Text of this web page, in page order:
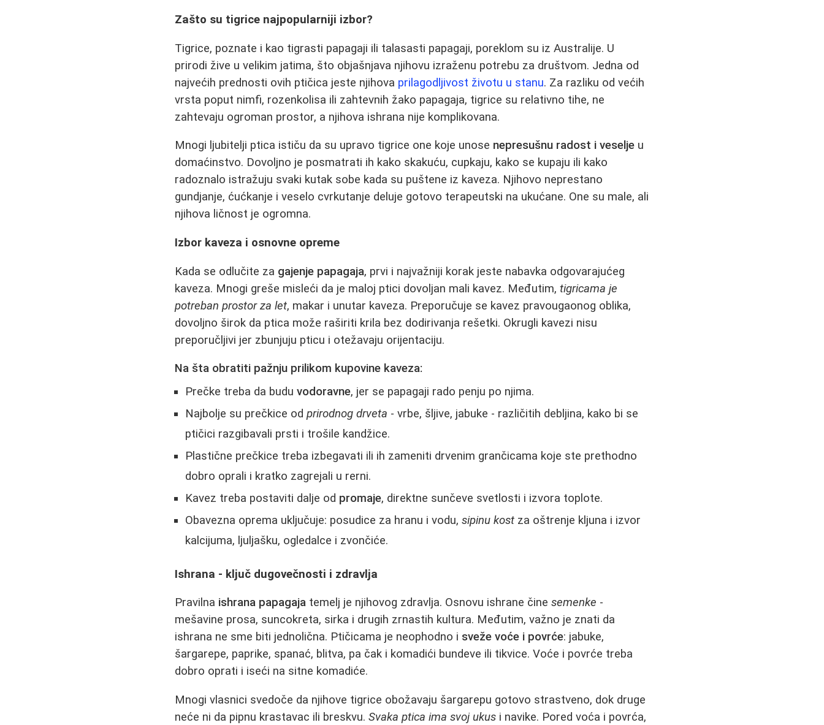
Zašto su tigrice najpopularniji izbor?
Tigrice, poznate i kao tigrasti papagaji ili talasasti papagaji, poreklom su iz Australije. U
prirodi žive u velikim jatima, što objašnjava njihovu izraženu potrebu za društvom. Jedna od
najvećih prednosti ovih ptičica jeste njihova prilagodljivost životu u stanu. Za razliku od većih
vrsta poput nimfi, rozenkolisa ili zahtevnih žako papagaja, tigrice su relativno tihe, ne
zahtevaju ogroman prostor, a njihova ishrana nije komplikovana.
Mnogi ljubitelji ptica ističu da su upravo tigrice one koje unose nepresušnu radost i veselje u
domaćinstvo. Dovoljno je posmatrati ih kako skakuću, cupkaju, kako se kupaju ili kako
radoznalo istražuju svaki kutak sobe kada su puštene iz kaveza. Njihovo neprestano
gundjanje, ćućkanje i veselo cvrkutanje deluje gotovo terapeutski na ukućane. One su male, ali
njihova ličnost je ogromna.
Izbor kaveza i osnovne opreme
Kada se odlučite za gajenje papagaja, prvi i najvažniji korak jeste nabavka odgovarajućeg
kaveza. Mnogi greše misleći da je maloj ptici dovoljan mali kavez. Međutim,tigricama je
potreban prostor za let, makar i unutar kaveza. Preporučuje se kavez pravougaonog oblika,
dovoljno širok da ptica može raširiti krila bez dodirivanja rešetki. Okrugli kavezi nisu
preporučljivi jer zbunjuju pticu i otežavaju orijentaciju.
Na šta obratiti pažnju prilikom kupovine kaveza:
Prečke treba da buduvodoravne, jer se papagaji rado penju po njima.
Najbolje su prečkice odprirodnog drveta - vrbe, šljive, jabuke - različitih debljina, kako bi se
ptičici razgibavali prsti i trošile kandžice.
Plastične prečkice treba izbegavati ili ih zameniti drvenim grančicama koje ste prethodno
dobro oprali i kratko zagrejali u rerni.
Kavez treba postaviti dalje od promaje, direktne sunčeve svetlosti i izvora toplote.
Obavezna oprema uključuje: posudice za hranu i vodu,sipinu kost za oštrenje kljuna i izvor
kalcijuma, ljuljašku, ogledalce i zvončiće.
Ishrana - ključ dugovečnosti i zdravlja
Pravilna ishrana papagaja temelj je njihovog zdravlja. Osnovu ishrane činesemenke -
mešavine prosa, suncokreta, sirka i drugih zrnastih kultura. Međutim, važno je znati da
ishrana ne sme biti jednolična. Ptičicama je neophodno i sveže voće i povrće: jabuke,
šargarepe, paprike, spanać, blitva, pa čak i komadići bundeve ili tikvice. Voće i povrće treba
dobro oprati i iseći na sitne komadiće.
Mnogi vlasnici svedoče da njihove tigrice obožavaju šargarepu gotovo strastveno, dok druge
neće ni da pipnu krastavac ili breskvu.Svaka ptica ima svoj ukus i navike. Pored voća i povrća,